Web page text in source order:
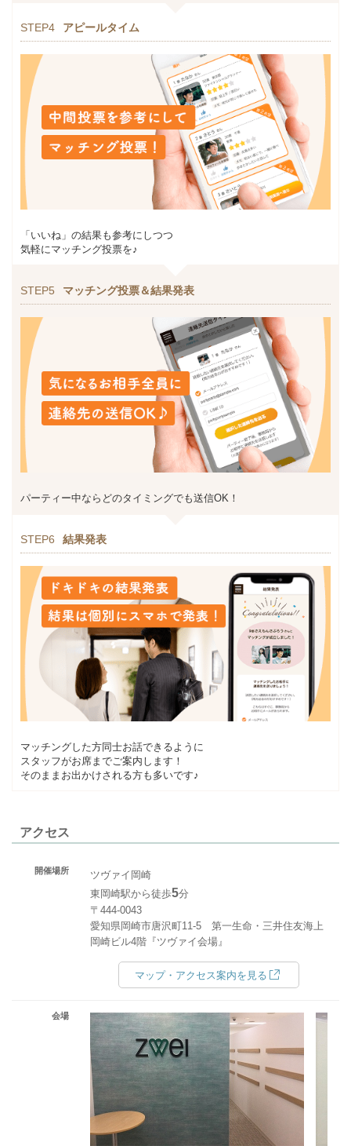
STEP4 アピールタイム
「いいね」の結果も参考にしつつ
気軽にマッチング投票を♪
STEP5 マッチング投票＆結果発表
パーティー中ならどのタイミングでも送信OK！
STEP6 結果発表
マッチングした方同士お話できるように
スタッフがお席までご案内します！
そのままお出かけされる方も多いです♪
アクセス
開催場所
ツヴァイ岡崎
東岡崎駅から徒歩5分
〒444-0043
愛知県岡崎市唐沢町11-5 第一生命・三井住友海上
岡崎ビル4階『ツヴァイ会場』
マップ・アクセス案内を見る
会場